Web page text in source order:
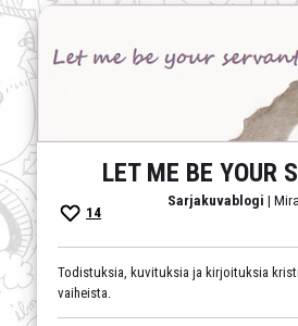
LET ME BE YOUR
Sarjakuvablogi |
14
Todistuksia, kuvituksia ja kirjoituksia
vaiheista.